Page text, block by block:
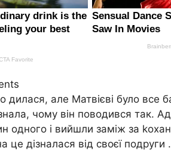
дилася, але Матвієві було все
чому він поводився так.
одного і вийшли заміж за
це дізналася від своєї